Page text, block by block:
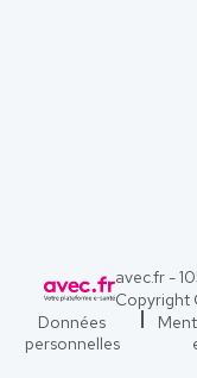
avec.fr -
Copyright
Données
personnelles